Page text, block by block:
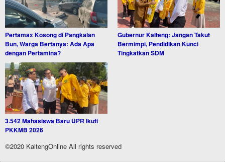
Pertamax Kosong di Pangkalan
Bun, Warga Bertanya: Ada Apa
dengan Pertamina?
Gubernur Kalteng: Jangan Takut
Bermimpi, Pendidikan Kunci
Tingkatkan SDM
3.542 Mahasiswa Baru UPR Ikuti
PKKMB 2026
©2020 KaltengOnline All rights reserved